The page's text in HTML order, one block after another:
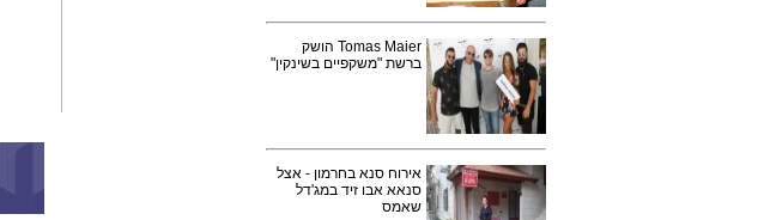
Tomas Maier הושק
ברשת "משקפיים בשינקין"
אירוח סנא בחרמון - אצל
סנאא אבו זיד במג'דל
שאמס